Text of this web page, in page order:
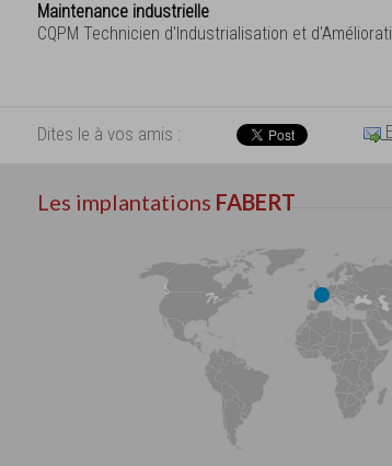
Maintenance industrielle
CQPM Technicien d'Industrialisation et
Dites le à vos amis :
Les implantations FABERT